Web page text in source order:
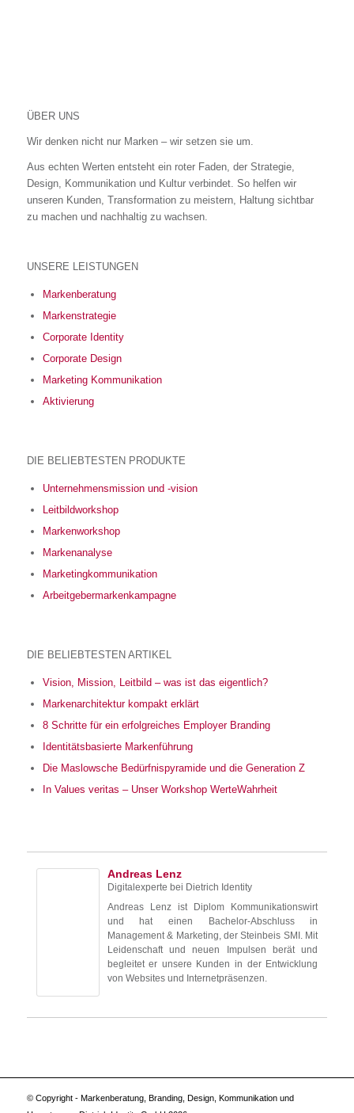
ÜBER UNS
Wir denken nicht nur Marken – wir setzen sie um.
Aus echten Werten entsteht ein roter Faden, der Strategie,
Design, Kommunikation und Kultur verbindet. So helfen wir
unseren Kunden, Transformation zu meistern, Haltung sichtbar
zu machen und nachhaltig zu wachsen.
UNSERE LEISTUNGEN
Markenberatung
Markenstrategie
Corporate Identity
Corporate Design
Marketing Kommunikation
Aktivierung
DIE BELIEBTESTEN PRODUKTE
Unternehmensmission und -vision
Leitbildworkshop
Markenworkshop
Markenanalyse
Marketingkommunikation
Arbeitgebermarkenkampagne
DIE BELIEBTESTEN ARTIKEL
Vision, Mission, Leitbild – was ist das eigentlich?
Markenarchitektur kompakt erklärt
8 Schritte für ein erfolgreiches Employer Branding
Identitätsbasierte Markenführung
Die Maslowsche Bedürfnispyramide und die Generation Z
In Values veritas – Unser Workshop WerteWahrheit
Andreas Lenz
Digitalexperte bei Dietrich Identity
Andreas Lenz ist Diplom Kommunikationswirt
und hat einen Bachelor-Abschluss in
Management & Marketing, der Steinbeis SMI. Mit
Leidenschaft und neuen Impulsen berät und
begleitet er unsere Kunden in der Entwicklung
von Websites und Internetpräsenzen.
© Copyright - Markenberatung, Branding, Design, Kommunikation und